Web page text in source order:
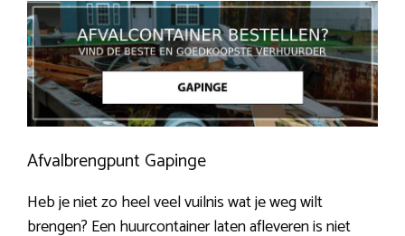
Afvalbrengpunt Gapinge
Heb je niet zo heel veel vuilnis wat je weg wilt
brengen? Een huurcontainer laten afleveren is niet